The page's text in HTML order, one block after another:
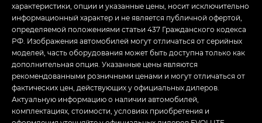
характеристики, опции и указанные цены, носит исключительно
информационный характер и не является публичной офертой,
определяемой положениями статьи 437 Гражданского кодекса
РФ. Изображения автомобилей могут отличаться от серийных
моделей, часть оборудования может быть доступна только как
дополнительная опция. Указанные цены являются
рекомендованными розничными ценами и могут отличаться от
фактических цен, действующих у официальных дилеров.
Актуальную информацию о наличии автомобилей,
комплектациях, стоимости, условиях приобретения и